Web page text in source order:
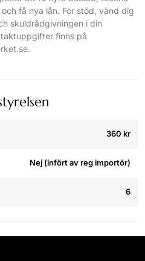
få nya lån. För stöd, vänd dig
skuldrådgivningen i din
finns på
360 kr
Nej (infört av reg importör)
6